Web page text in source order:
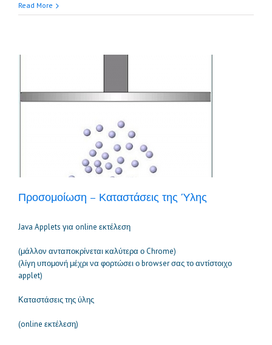
Read More
Προσομοίωση – Καταστάσεις της Ύλης
Java Applets για online εκτέλεση
(μάλλον ανταποκρίνεται καλύτερα ο Chrome)
(λίγη υπομονή μέχρι να φορτώσει ο browser σας το αντίστοιχο
applet)
Καταστάσεις της ύλης
(online εκτέλεση)